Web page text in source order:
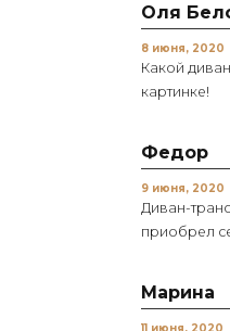
Оля
8 июня, 2020
Какой
картинке!
Федор
9 июня, 2020
Диван-
приобрел
Марина